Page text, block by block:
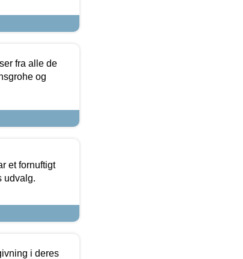
fra alle de
og
et fornuftigt
udvalg.
i deres